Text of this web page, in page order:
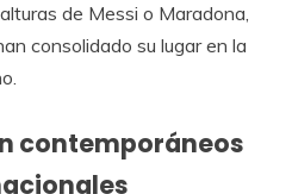
de Messi o Maradona,
consolidado su lugar en la
contemporáneos